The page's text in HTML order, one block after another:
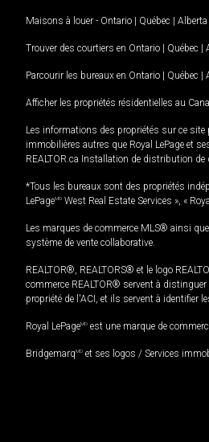
Maisons à louer - Ontario | Québec | Alberta
Trouver des courtiers en Ontario | Québec |
Parcourir les bureaux en Ontario | Québec |
Afficher les propriétés résidentielles au
Les informations des propriétés sur ce
immobilières autres que Royal LePage et
REALTOR.ca Installation de distribution de
*Tous les bureaux sont des propriétés
LePageMD West Real Estate Services », «
Les marques de commerce MLS® ainsi
système de vente collaborative.
REALTOR®, REALTORS® et le logo
commerce REALTOR® servent à
propriété de l'ACI, et ils servent à identifier
Royal LePageMD est une marque de
BridgemarqMD et ses logos / Services